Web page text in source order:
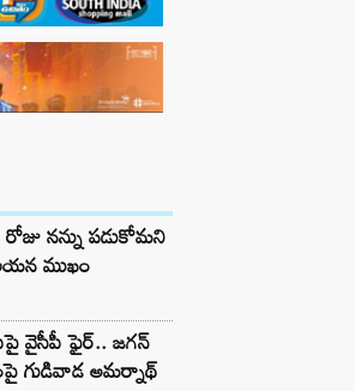
నన్ను పడుకోమని
ముఖం
వైసీపీ ఫైర్.. జగన్
గుడివాడ అమర్నాథ్